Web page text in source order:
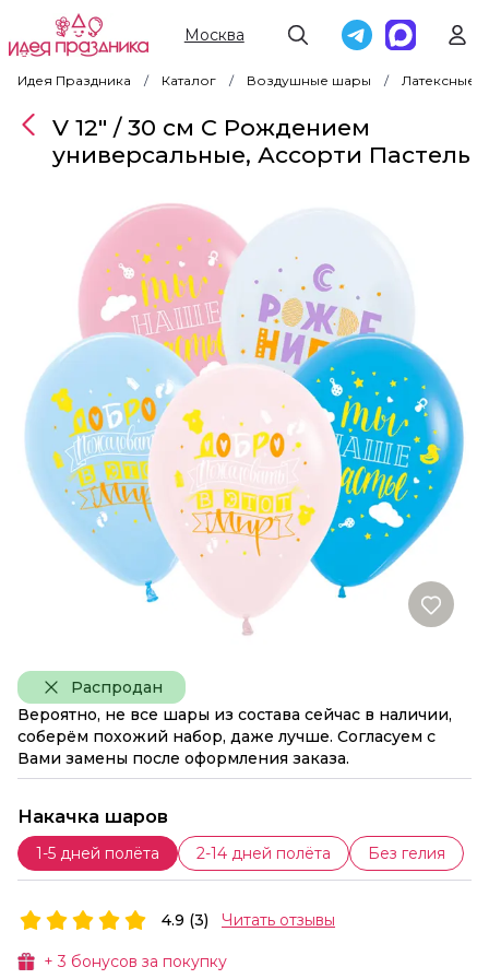
Москва
Идея Праздника Каталог Воздушные шары Латексные
Распродан
Вероятно, не все шары из состава сейчас в наличии,
соберём похожий набор, даже лучше. Согласуем с
Вами замены после оформления заказа.
Накачка шаров
1-5 дней полёта 2-14 дней полёта Без гелия
V 12" / 30 см С Рождением
универсальные, Ассорти Пастель
+3 бонусов за покупку
4.9 (3) Читать отзывы